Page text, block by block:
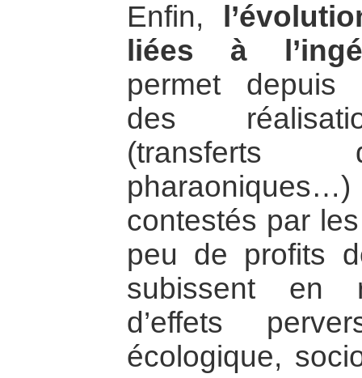
Enfin,
liées à
permet depuis
des
(transferts
contestés par
peu de profits
subissent en
d’effets
écologique,